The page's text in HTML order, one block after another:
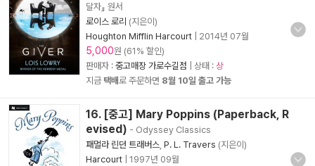
달자』 원서
로이스 로리 (지은이)
Houghton Mifflin Harcourt
2014년 07월
5,000원 (61% 할인)
판매자 : 중고매장 가로수길점 | 상태 : 상
지금 택배로 주문하면 8월 10일 출고 가능
16. [중고] Mary Poppins (Paperback, R
evised) - Odyssey Classics
패멀라 린던 트래버스 P. L. Travers (지은이)
Harcourt
1997년 09월